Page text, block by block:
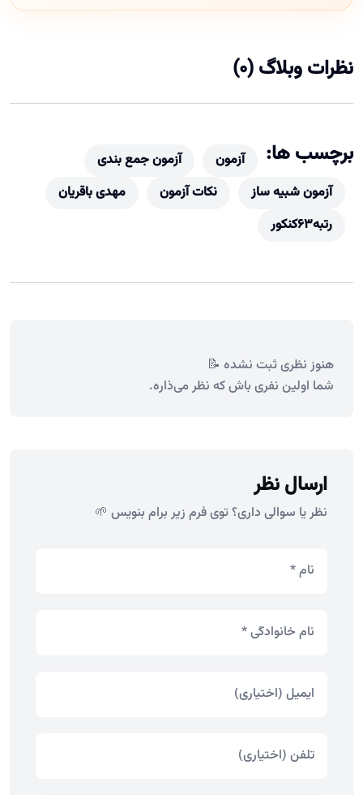
نظرات وبلاگ (0)
برچسب ها: آزمون
آزمون جمع بندی
آزمون شبیه ساز
نکات آزمون
مهدی باقریان
رتبه63کنکور
هنوز نظری ثبت نشده 📝
شما اولین نفری باش که نظر می‌ذاره.
ارسال نظر
نظر یا سوالی داری؟ توی فرم زیر برام بنویس 🌱